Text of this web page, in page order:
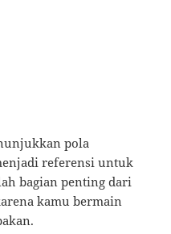
pola
referensi untuk
bagian penting dari
kamu bermain